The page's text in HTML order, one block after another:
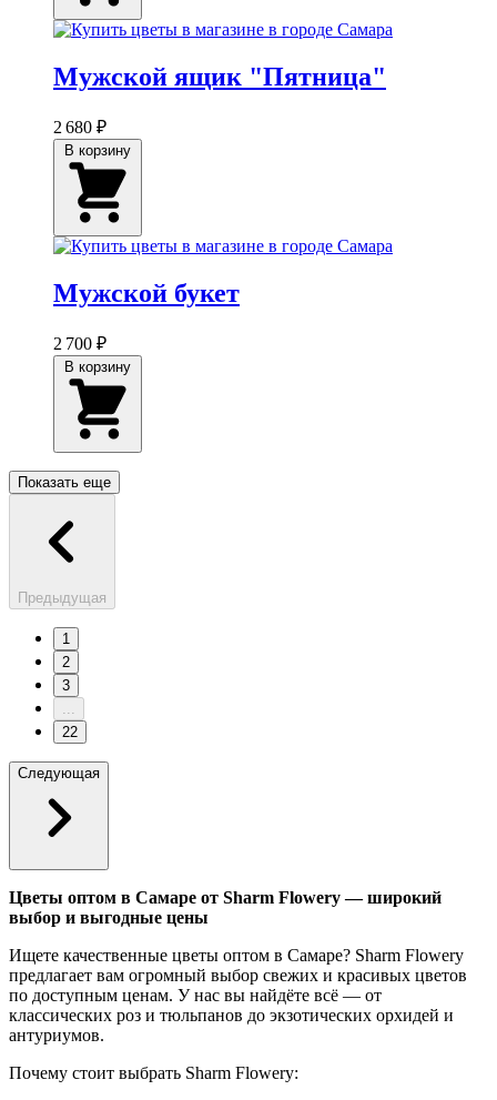
Мужской ящик "Пятница"
2 680 ₽
Мужской букет
2 700 ₽
Показать еще
Предыдущая
1
2
3
...
22
Следующая
Цветы оптом в Самаре от Sharm Flowery — широкий
выбор и выгодные цены
Ищете качественные цветы оптом в Самаре? Sharm Flowery
предлагает вам огромный выбор свежих и красивых цветов
по доступным ценам. У нас вы найдёте всё — от
классических роз и тюльпанов до экзотических орхидей и
антуриумов.
Почему стоит выбрать Sharm Flowery: